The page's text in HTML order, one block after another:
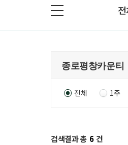
전체 1주
검색결과 총 6 건